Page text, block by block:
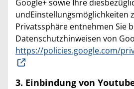
Google+ sowie Ihre
undEinstellungsmöglichkeiten
Privatssphäre entnehmen Sie
Datenschutzhinweisen von
https://policies.google.com/
3. Einbindung von